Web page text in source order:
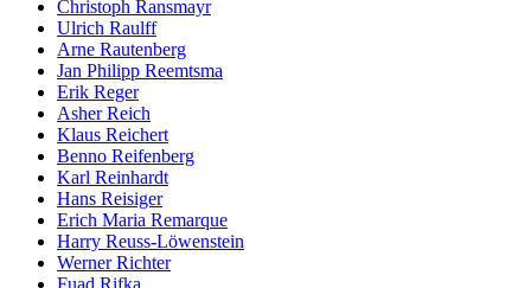
Christoph Ransmayr
Ulrich Raulff
Arne Rautenberg
Jan Philipp Reemtsma
Erik Reger
Asher Reich
Klaus Reichert
Benno Reifenberg
Karl Reinhardt
Hans Reisiger
Erich Maria Remarque
Harry Reuss-Löwenstein
Werner Richter
Fuad Rifka